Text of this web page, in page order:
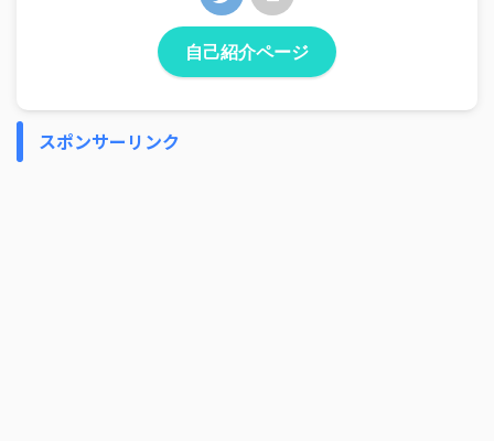
自己紹介ページ
スポンサーリンク